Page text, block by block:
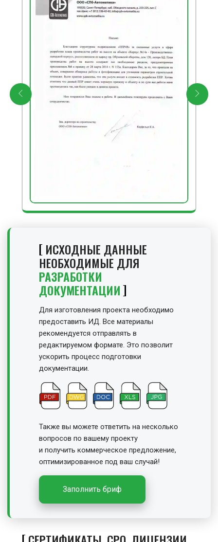
ИСХОДНЫЕ ДАННЫЕ
НЕОБХОДИМЫЕ ДЛЯ
РАЗРАБОТКИ
ДОКУМЕНТАЦИИ
Для изготовления проекта необходимо
предоставить ИД. Все материалы
рекомендуется отправлять в
редактируемом формате. Это позволит
ускорить процесс подготовки
документации.
Также вы можете ответить на несколько
вопросов по вашему проекту
и получить коммерческое предложение,
оптимизированное под ваш случай!
Заполнить бриф